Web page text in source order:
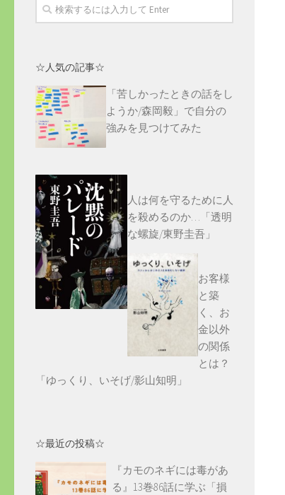
☆人気の記事☆
「苦しかったときの話をし
ようか/森岡毅」で自分の
強みを見つけてみた
人は何を守るために人
を殺めるのか…「透明
な螺旋/東野圭吾」
お客様
と築
く、お
金以外
の関係
とは？
「ゆっくり、いそげ/影山知明」
☆最近の投稿☆
『カモのネギには毒があ
る』13巻86話に学ぶ「損